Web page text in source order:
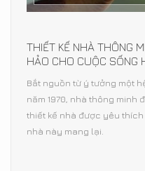
THIẾT KẾ NHÀ THÔNG
HẢO CHO CUỘC SỐNG
Bắt nguồn từ ý tưởng một
năm 1970, nhà thông minh
thiết kế nhà được yêu
nhà này mang lại.